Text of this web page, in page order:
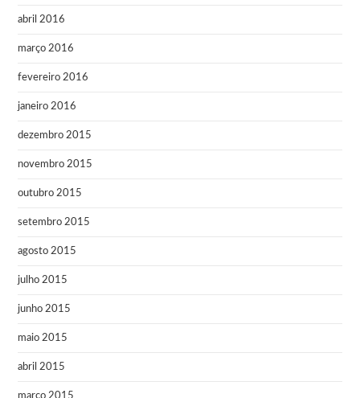
abril 2016
março 2016
fevereiro 2016
janeiro 2016
dezembro 2015
novembro 2015
outubro 2015
setembro 2015
agosto 2015
julho 2015
junho 2015
maio 2015
abril 2015
março 2015